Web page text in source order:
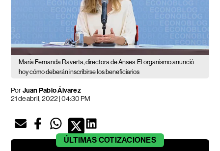
María Fernanda Raverta, directora de Anses El organismo anunció
hoy cómo deberán inscribirse los beneficiarios
PorJuan Pablo Álvarez
21 de abril, 2022 | 04:30 PM
ÚLTIMAS COTIZACIONES